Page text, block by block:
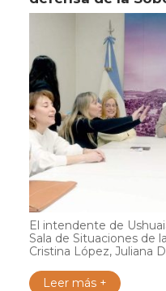
El intendente de
Sala de Situaciones de
Cristina López, Juliana
Leer más +